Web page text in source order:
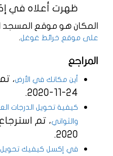
ظهرت أعلاه في
المكان هو موقع المسجد
على موقع خرائط غوغل.
المراجع
أين مكانك في الأرض،
24-11-2020.
كيفية تحويل الدرجات
والثواني
2020.
في إكسل كيفيك تحويل